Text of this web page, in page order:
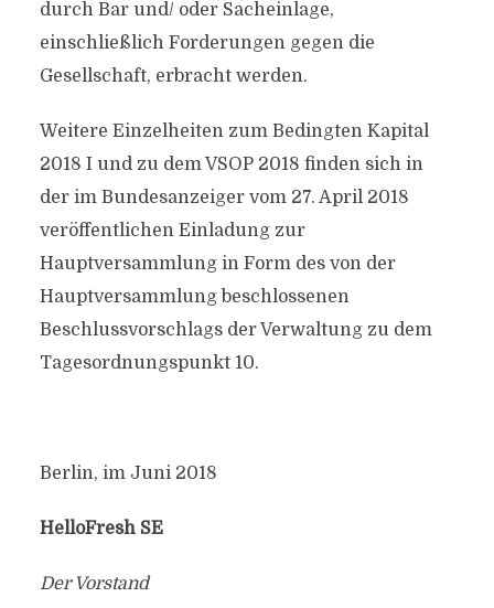
durch Bar und/ oder Sacheinlage,
einschließlich Forderungen gegen die
Gesellschaft, erbracht werden.
Weitere Einzelheiten zum Bedingten Kapital
2018 I und zu dem VSOP 2018 finden sich in
der im Bundesanzeiger vom 27. April 2018
veröffentlichen Einladung zur
Hauptversammlung in Form des von der
Hauptversammlung beschlossenen
Beschlussvorschlags der Verwaltung zu dem
Tagesordnungspunkt 10.
Berlin, im Juni 2018
HelloFresh SE
Der Vorstand